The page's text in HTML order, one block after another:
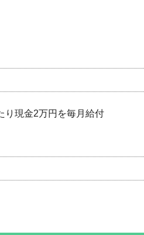
り現金2万円を毎月給付